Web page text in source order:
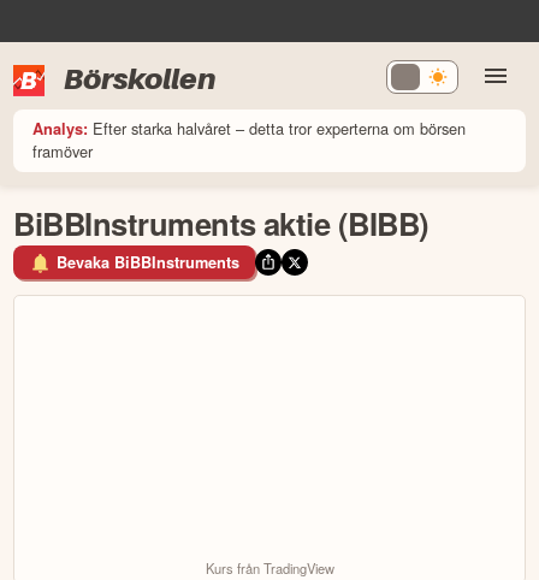
Börskollen
Analys: Efter starka halvåret – detta tror experterna om börsen
framöver
BiBBInstruments aktie (BIBB)
Bevaka BiBBInstruments
Kurs från TradingView